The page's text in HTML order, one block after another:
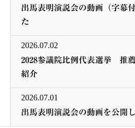
出馬表明演説会の動画（字幕
た
2026.07.02
2028参議院比例代表選挙 推
紹介
2026.07.01
出馬表明演説会の動画を公開